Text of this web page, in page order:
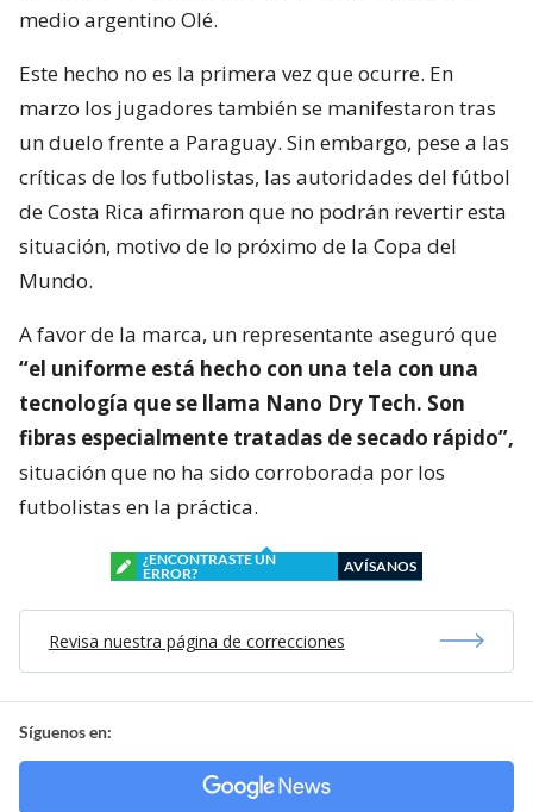
medio argentino Olé.
Este hecho no es la primera vez que ocurre. En
marzo los jugadores también se manifestaron tras
un duelo frente a Paraguay. Sin embargo, pese a las
críticas de los futbolistas, las autoridades del fútbol
de Costa Rica afirmaron que no podrán revertir esta
situación, motivo de lo próximo de la Copa del
Mundo.
A favor de la marca, un representante aseguró que
“el uniforme está hecho con una tela con una
tecnología que se llama Nano Dry Tech. Son
fibras especialmente tratadas de secado rápido”,
situación que no ha sido corroborada por los
futbolistas en la práctica.
¿ENCONTRASTE UN
ERROR?
AVÍSANOS
Revisa nuestra página de correcciones
Síguenos en: